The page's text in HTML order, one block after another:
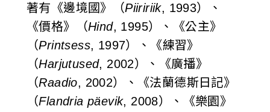
著有《邊境國》（Piiririik, 1993）、
《價格》（Hind, 1995）、《公主》
（Printsess, 1997）、《練習》
（Harjutused, 2002）、《廣播》
（Raadio, 2002）、《法蘭德斯日記》
（Flandria päevik, 2008）、《樂園》